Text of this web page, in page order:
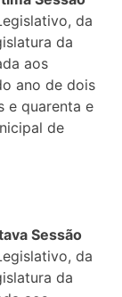
da
da
aos
ano de dois
e quarenta e
de
Sessão
da
da